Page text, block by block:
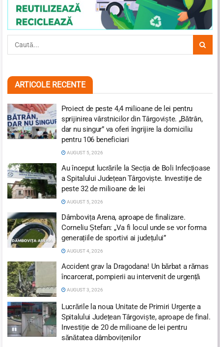
ARTICOLE RECENTE
Proiect de peste 4,4 milioane de lei pentru
sprijinirea vârstnicilor din Târgoviște. „Bătrân,
dar nu singur” va oferi îngrijire la domiciliu
pentru 106 beneficiari
AUGUST 5, 2026
Au început lucrările la Secția de Boli Infecțioase
a Spitalului Județean Târgoviște. Investiție de
peste 32 de milioane de lei
AUGUST 5, 2026
Dâmbovița Arena, aproape de finalizare.
Corneliu Ștefan: „Va fi locul unde se vor forma
generațiile de sportivi ai județului”
AUGUST 4, 2026
Accident grav la Dragodana! Un bărbat a rămas
încarcerat, pompierii au intervenit de urgență
AUGUST 3, 2026
Lucrările la noua Unitate de Primiri Urgențe a
Spitalului Județean Târgoviște, aproape de final.
Investiție de 20 de milioane de lei pentru
sănătatea dâmbovițenilor